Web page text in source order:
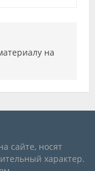
на
сайте, носят
характер.